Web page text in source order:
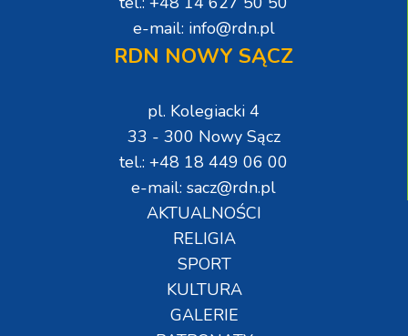
e-mail: info@rdn.pl
RDN NOWY SĄCZ
pl. Kolegiacki 4
33 - 300 Nowy Sącz
tel.: +48 18 449 06 00
e-mail: sacz@rdn.pl
AKTUALNOŚCI
RELIGIA
SPORT
KULTURA
GALERIE